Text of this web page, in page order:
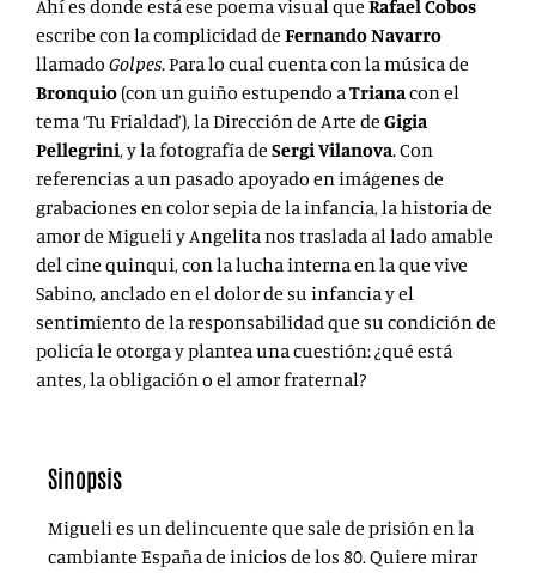
Ahí es donde está ese poema visual que Rafael Cobos
escribe con la complicidad de Fernando Navarro
llamado Golpes. Para lo cual cuenta con la música de
Bronquio (con un guiño estupendo aTrianacon el
tema ‘Tu Frialdad’), la Dirección de Arte de Gigia
Pellegrini, y la fotografía de Sergi Vilanova. Con
referencias a un pasado apoyado en imágenes de
grabaciones en color sepia de la infancia, la historia de
amor de Migueli y Angelita nos traslada al lado amable
del cine quinqui, con la lucha interna en la que vive
Sabino, anclado en el dolor de su infancia y el
sentimiento de la responsabilidad que su condición de
policía le otorga y plantea una cuestión: ¿qué está
antes, la obligación o el amor fraternal?
Sinopsis
Migueli es un delincuente que sale de prisión en la
cambiante España de inicios de los 80. Quiere mirar